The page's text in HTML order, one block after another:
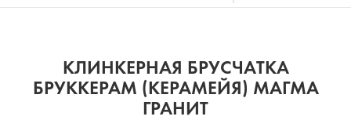
КЛИНКЕРНАЯ БРУСЧАТКА
БРУККЕРАМ (КЕРАМЕЙЯ) МАГМА
ГРАНИТ